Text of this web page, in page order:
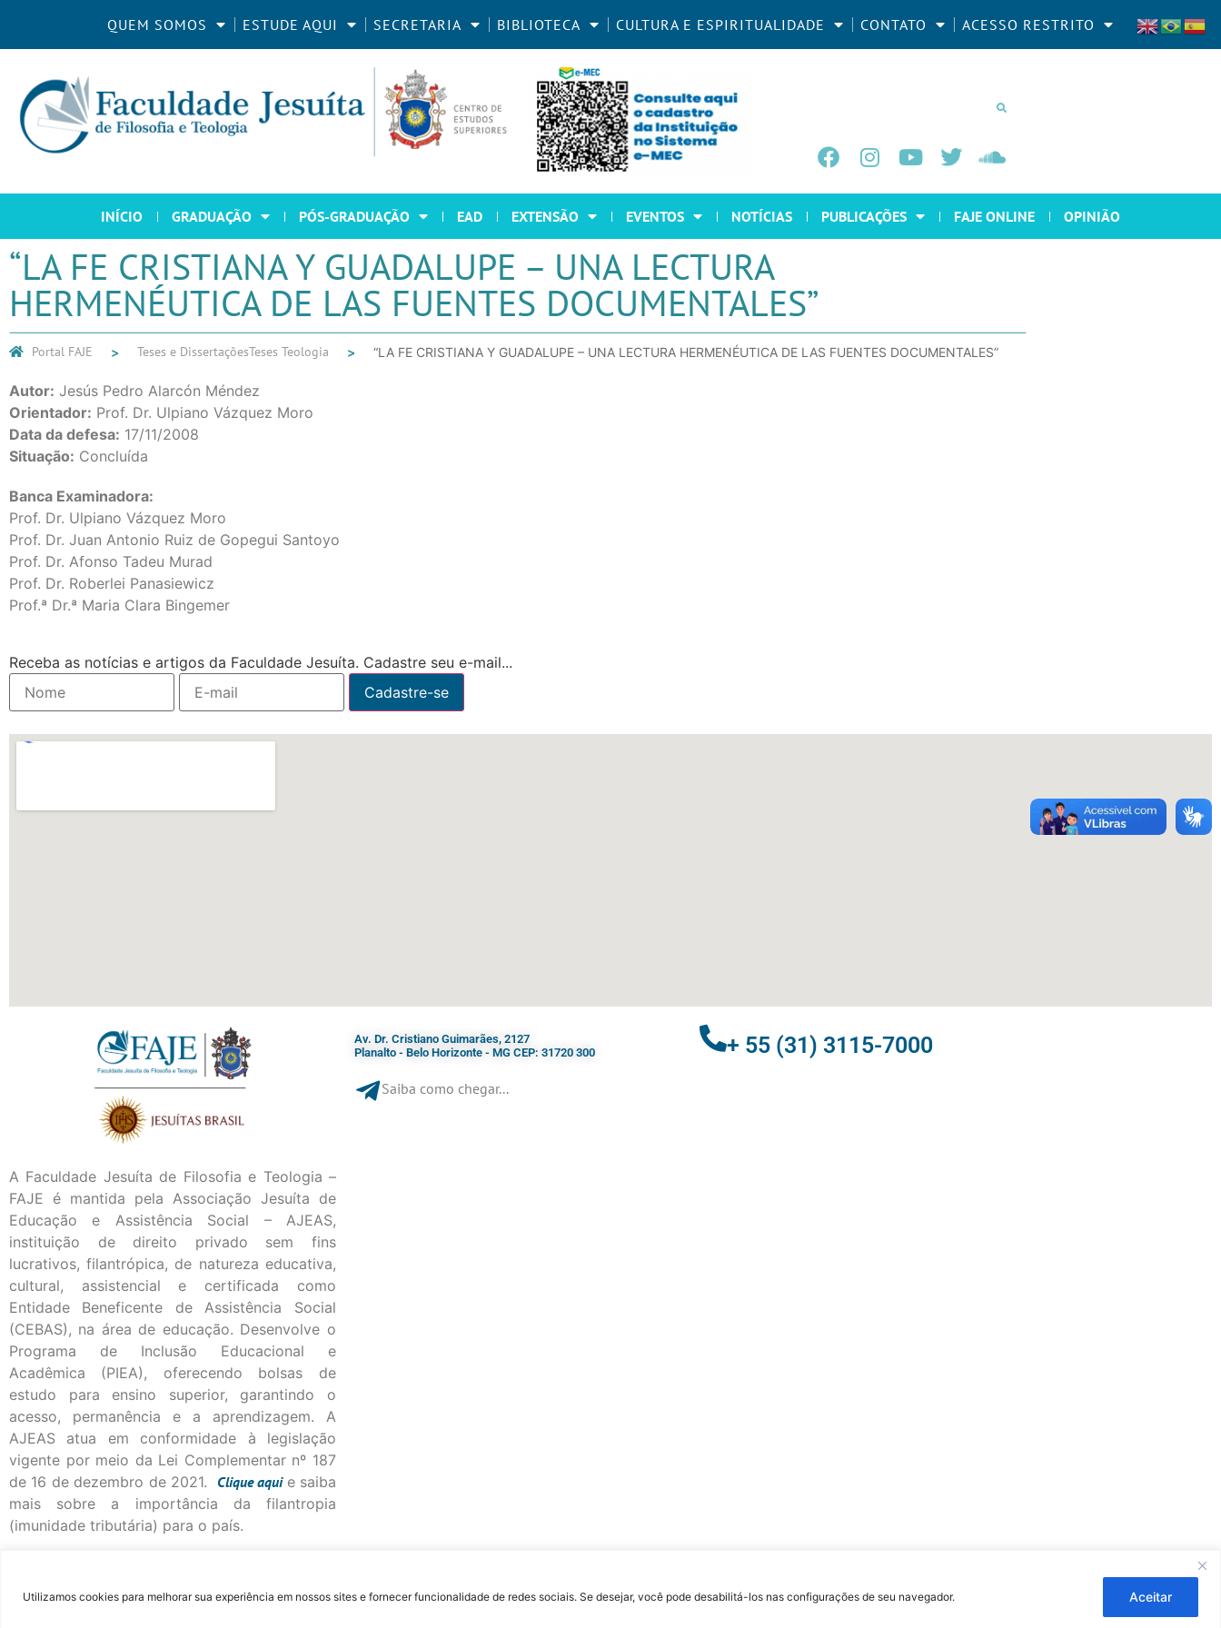
Utilizamos cookies para melhorar sua experiência em nossos sites e fornecer funcionalidade de redes sociais. Se desejar, você pode desabilitá-los nas configurações de seu navegador. Aceitar
QUEM SOMOS ESTUDE AQUI SECRETARIA BIBLIOTECA CULTURA E ESPIRITUALIDADE CONTATO ACESSO RESTRITO
INÍCIO GRADUAÇÃO PÓS-GRADUAÇÃO EAD EXTENSÃO EVENTOS NOTÍCIAS PUBLICAÇÕES FAJE ONLINE OPINIÃO
“LA FE CRISTIANA Y GUADALUPE – UNA LECTURA
HERMENÉUTICA DE LAS FUENTES DOCUMENTALES”
Portal FAJE Teses e DissertaçõesTeses Teologia “LA FE CRISTIANA Y GUADALUPE – UNA LECTURA HERMENÉUTICA DE LAS FUENTES DOCUMENTALES”
Autor: Jesús Pedro Alarcón Méndez
Orientador: Prof. Dr. Ulpiano Vázquez Moro
Data da defesa: 17/11/2008
Situação: Concluída
Banca Examinadora:
Prof. Dr. Ulpiano Vázquez Moro
Prof. Dr. Juan Antonio Ruiz de Gopegui Santoyo
Prof. Dr. Afonso Tadeu Murad
Prof. Dr. Roberlei Panasiewicz
Prof.ª Dr.ª Maria Clara Bingemer
Receba as notícias e artigos da Faculdade Jesuíta. Cadastre seu e-mail...
A Faculdade Jesuíta de Filosofia e Teologia –
FAJE é mantida pela Associação Jesuíta de
Educação e Assistência Social – AJEAS,
instituição de direito privado sem fins
lucrativos, filantrópica, de natureza educativa,
cultural, assistencial e certificada como
Entidade Beneficente de Assistência Social
(CEBAS), na área de educação. Desenvolve o
Programa de Inclusão Educacional e
Acadêmica (PIEA), oferecendo bolsas de
estudo para ensino superior, garantindo o
acesso, permanência e a aprendizagem. A
AJEAS atua em conformidade à legislação
vigente por meio da Lei Complementar nº 187
de 16 de dezembro de 2021. Cliqueaqui e saiba
mais sobre a importância da filantropia
(imunidade tributária) para o país.
Av. Dr. Cristiano Guimarães, 2127
Planalto - Belo Horizonte - MG CEP: 31720 300
Saiba como chegar...
+ 55 (31) 3115-7000​